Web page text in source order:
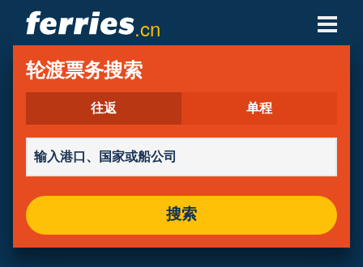
.cn
轮渡公司
轮渡目的地
轮渡航线
轮渡港口
管理预定
轮渡票务搜索
往返 单程
搜索